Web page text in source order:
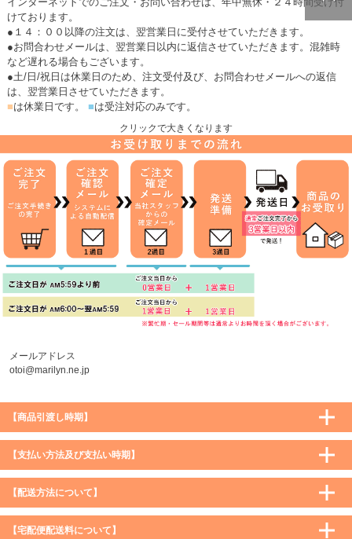
ページトッ
けております。
●１４：００以降の注文は、翌営業日に受付させていただきます。
●お問合わせメールは、翌営業日以内に返信させていただきます。混雑時
など遅れる場合もございます。
●土/日/祝日は休業日のため、注文受付及び、お問合わせメールへの返信
は、翌営業日させていただきます。
■は休業日です。 ■は受注対応のみです。
クリックで大きくなります
メールアドレス
otoi@marilyn.ne.jp
【商品引渡し時期】
【支払い方法及び支払い時期】
【配送方法について】
【宅配便配送料について】